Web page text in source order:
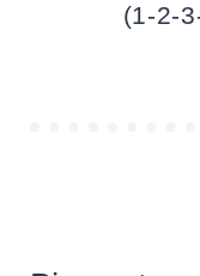
(1-2-